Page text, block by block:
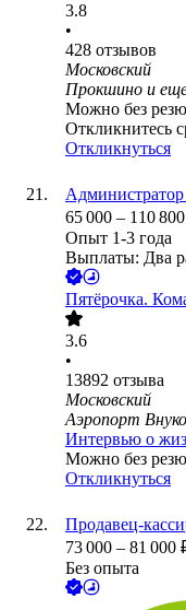
3.8
•
428 отзывов
Московский
Прокшино и
Можно без
Откликнитесь
Откликнуться
Администратор
65 000 – 110 800
Опыт 1-3 года
Выплаты: Два
Пятёрочка.
3.6
•
13892 отзыва
Московский
Аэропорт
Интервью о
Можно без
Откликнуться
Продавец-
73 000 – 81 000
Без опыта